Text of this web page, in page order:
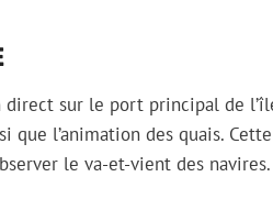
sur le port principal de
l’animation des quais.
le va-et-vient des